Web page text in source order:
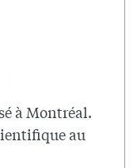
à Montréal.
au